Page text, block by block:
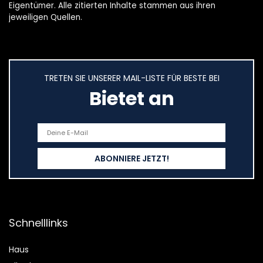
Eigentümer. Alle zitierten Inhalte stammen aus ihren
jeweiligen Quellen.
TRETEN SIE UNSERER MAIL-LISTE FÜR BESTE BEI
Bietet an
Schnelllinks
Haus